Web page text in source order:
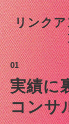
リンク
01
実績に
コンサ